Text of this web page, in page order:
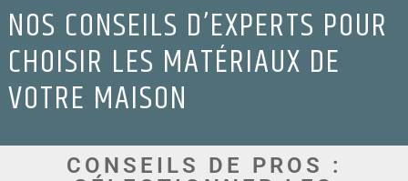
NOS CONSEILS D’EXPERTS POUR
CHOISIR LES MATÉRIAUX DE
VOTRE MAISON
CONSEILS DE PROS :